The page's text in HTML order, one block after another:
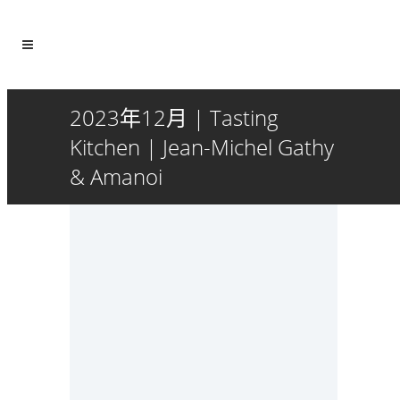
2023年12月 | Tasting
Kitchen | Jean-Michel Gathy
& Amanoi